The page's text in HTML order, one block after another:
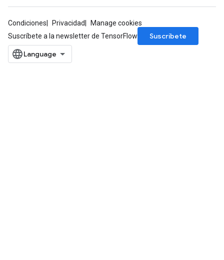
Condiciones Privacidad
Manage cookies
Suscríbete a la newsletter de TensorFlow
Suscríbete